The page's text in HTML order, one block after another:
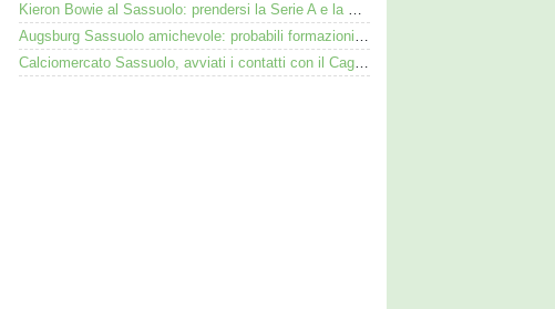
Kieron Bowie al Sassuolo: prendersi la Serie A e la Scozia. Lui o Pinamonti: chi sarà titolare
Augsburg Sassuolo amichevole: probabili formazioni e dove vederla in tv e streaming
Calciomercato Sassuolo, avviati i contatti con il Cagliari per Zappa